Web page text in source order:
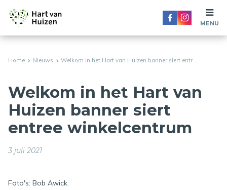
Home Nieuws Welkom in het Hart van Huizen banner siert entr...
Welkom in het Hart van
Huizen banner siert
entree winkelcentrum
3 juli 2021
Foto's: Bob Awick.
MENU